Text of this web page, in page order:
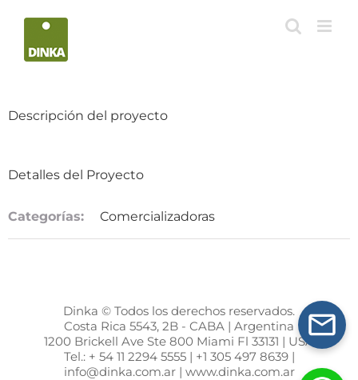
Descripción del proyecto
Detalles del Proyecto
Categorías: Comercializadoras
Dinka © Todos los derechos reservados.
Costa Rica 5543, 2B - CABA | Argentina
1200 Brickell Ave Ste 800 Miami Fl 33131 | USA
Tel.: + 54 11 2294 5555 | +1 305 497 8639 |
info@dinka.com.ar | www.dinka.com.ar